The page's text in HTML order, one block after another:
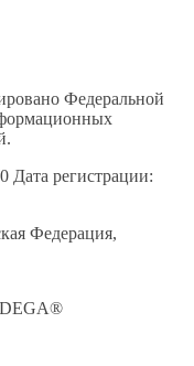
Федеральной
Дата регистрации:
Федерация,